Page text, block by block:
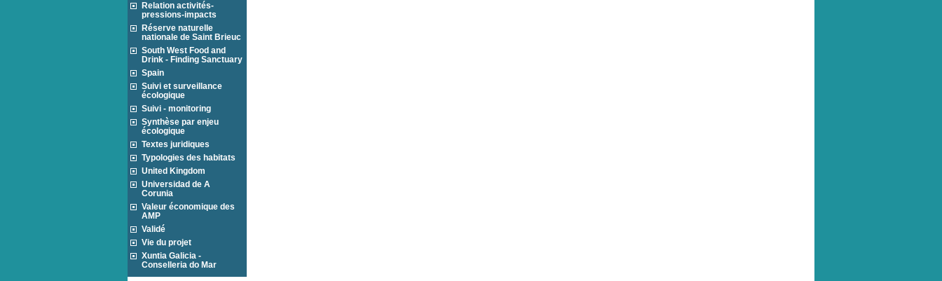
Relation activités-
pressions-impacts
Réserve naturelle
nationale de Saint Brieuc
South West Food and
Drink - Finding Sanctuary
Spain
Suivi et surveillance
écologique
Suivi - monitoring
Synthèse par enjeu
écologique
Textes juridiques
Typologies des habitats
United Kingdom
Universidad de A
Corunia
Valeur économique des
AMP
Validé
Vie du projet
Xuntia Galicia -
Conselleria do Mar